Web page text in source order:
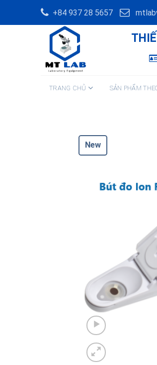
+84 937 28 5657
TRANG CHỦ SẢN PHẨM
New